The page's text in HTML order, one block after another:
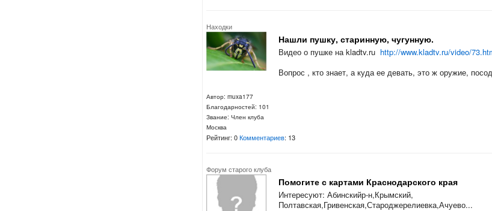
Находки
Автор: muxa177
Благодарностей: 101
Звание: Член клуба
Москва
Нашли пушку, старинную, чугунную.
Видео о пушке на kladtv.ru http://www.kladtv.ru/video/
Вопрос , кто знает, а куда ее девать, это ж оружие,
Рейтинг: 0Комментариев: 13
Форум старого клуба
Помогите с картами Краснодарского края
Интересуют: Абинскийр-н,Крымский,
Полтавская,Гривенская,Староджерелиевка,Ачуево...